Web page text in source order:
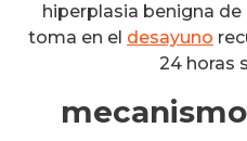
hiperplasia benigna
toma en el desayuno
24 horas